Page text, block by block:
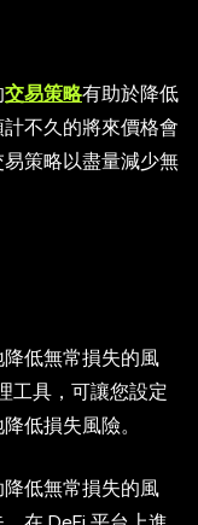
交易策略有助於降低
不久的將來價格會
策略以盡量減少無
低無常損失的風
工具，可讓您設定
低損失風險。
低無常損失的風